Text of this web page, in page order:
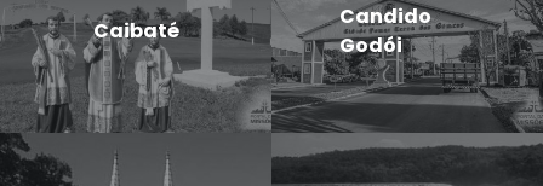
Caibaté
Candido
Godói